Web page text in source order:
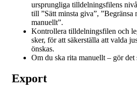
ursprungliga tilldelningsfilens
till ”Sätt minsta giva”, ”Begränsa
manuellt”.
Kontrollera tilldelningsfilen och
sker, för att säkerställa att valda
önskas.
Om du ska rita manuellt – gör det
Export